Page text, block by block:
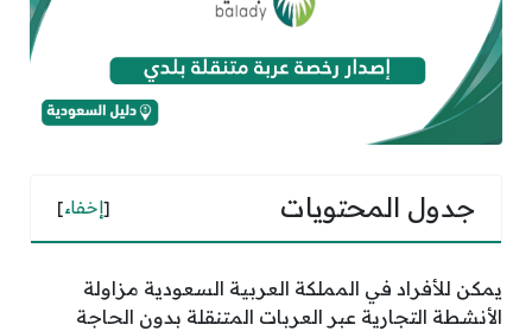
جدول المحتويات [إخفاء]
يمكن للأفراد في المملكة العربية السعودية مزاولة
الأنشطة التجارية عبر العربات المتنقلة بدون الحاجة